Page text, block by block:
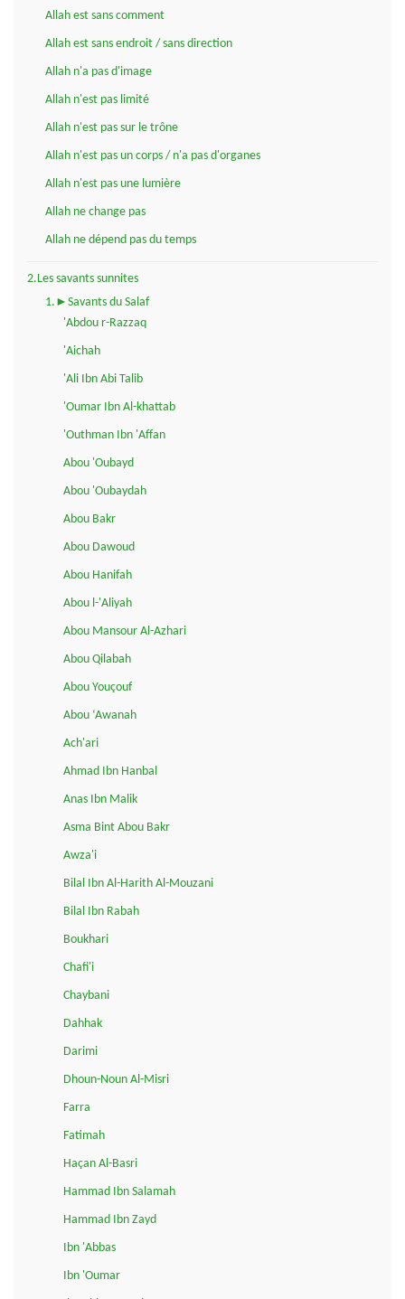
Allah est sans comment
Allah est sans endroit / sans direction
Allah n'a pas d'image
Allah n'est pas limité
Allah n'est pas sur le trône
Allah n'est pas un corps / n'a pas d'organes
Allah n'est pas une lumière
Allah ne change pas
Allah ne dépend pas du temps
2.Les savants sunnites
1.►Savants du Salaf
'Abdou r-Razzaq
'Aichah
'Ali Ibn Abi Talib
'Oumar Ibn Al-khattab
'Outhman Ibn 'Affan
Abou 'Oubayd
Abou 'Oubaydah
Abou Bakr
Abou Dawoud
Abou Hanifah
Abou l-'Aliyah
Abou Mansour Al-Azhari
Abou Qilabah
Abou Youçouf
Abou ‘Awanah
Ach'ari
Ahmad Ibn Hanbal
Anas Ibn Malik
Asma Bint Abou Bakr
Awza'i
Bilal Ibn Al-Harith Al-Mouzani
Bilal Ibn Rabah
Boukhari
Chafi'i
Chaybani
Dahhak
Darimi
Dhoun-Noun Al-Misri
Farra
Fatimah
Haçan Al-Basri
Hammad Ibn Salamah
Hammad Ibn Zayd
Ibn 'Abbas
Ibn 'Oumar